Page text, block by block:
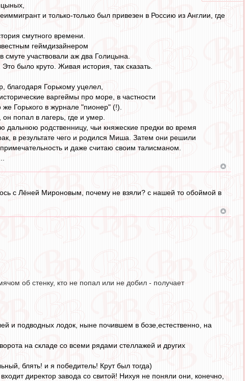
и только-только был привезен в Россию из Англии, где
смутного времени.
геймдизайнером
участвовали аж два Голицына.
было круто. Живая история, так сказать.
благодаря Горькому уцелел,
варгеймы про море, в частности
Горького в журнале "пионер" (!).
попал в лагерь, где и умер.
родственницу, чьи княжеские предки во время
в результате чего и родился Миша. Затем они решили
и даже считаю своим талисманом.
с Лёней Мироновым, почему не взяли? с нашей то обоймой в
об стенку, кто не попал или не добил - получает
и подводных лодок, ныне почившем в бозе,естественно, на
на складе со всеми рядами стеллажей и других
блять! и я победитель! Крут был тогда)
директор завода со свитой! Нихуя не поняли они, конечно,